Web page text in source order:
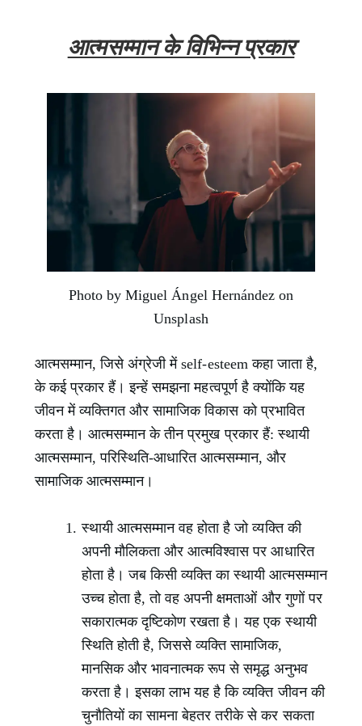
आत्मसम्मान के विभिन्न प्रकार
Photo by Miguel Ángel Hernández on
Unsplash
आत्मसम्मान, जिसे अंग्रेजी में self-esteem कहा जाता है,
के कई प्रकार हैं। इन्हें समझना महत्वपूर्ण है क्योंकि यह
जीवन में व्यक्तिगत और सामाजिक विकास को प्रभावित
करता है। आत्मसम्मान के तीन प्रमुख प्रकार हैं: स्थायी
आत्मसम्मान, परिस्थिति-आधारित आत्मसम्मान, और
सामाजिक आत्मसम्मान।
स्थायी आत्मसम्मान वह होता है जो व्यक्ति की
अपनी मौलिकता और आत्मविश्वास पर आधारित
होता है। जब किसी व्यक्ति का स्थायी आत्मसम्मान
उच्च होता है, तो वह अपनी क्षमताओं और गुणों पर
सकारात्मक दृष्टिकोण रखता है। यह एक स्थायी
स्थिति होती है, जिससे व्यक्ति सामाजिक,
मानसिक और भावनात्मक रूप से समृद्ध अनुभव
करता है। इसका लाभ यह है कि व्यक्ति जीवन की
चुनौतियों का सामना बेहतर तरीके से कर सकता